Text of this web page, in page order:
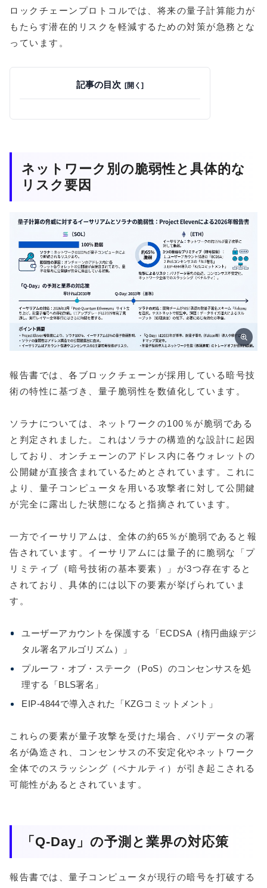
ロックチェーンプロトコルでは、将来の量子計算能力が
もたらす潜在的リスクを軽減するための対策が急務とな
っています。
記事の目次
ネットワーク別の脆弱性と具体的な
リスク要因
報告書では、各ブロックチェーンが採用している暗号技
術の特性に基づき、量子脆弱性を数値化しています。
ソラナについては、ネットワークの100％が脆弱である
と判定されました。これはソラナの構造的な設計に起因
しており、オンチェーンのアドレス内に各ウォレットの
公開鍵が直接含まれているためとされています。これに
より、量子コンピュータを用いる攻撃者に対して公開鍵
が完全に露出した状態になると指摘されています。
一方でイーサリアムは、全体の約65％が脆弱であると報
告されています。イーサリアムには量子的に脆弱な「プ
リミティブ（暗号技術の基本要素）」が3つ存在すると
されており、具体的には以下の要素が挙げられていま
す。
ユーザーアカウントを保護する「ECDSA（楕円曲線デジ
タル署名アルゴリズム）」
プルーフ・オブ・ステーク（PoS）のコンセンサスを処
理する「BLS署名」
EIP-4844で導入された「KZGコミットメント」
これらの要素が量子攻撃を受けた場合、バリデータの署
名が偽造され、コンセンサスの不安定化やネットワーク
全体でのスラッシング（ペナルティ）が引き起こされる
可能性があるとされています。
「Q-Day」の予測と業界の対応策
報告書では、量子コンピュータが現行の暗号を打破する